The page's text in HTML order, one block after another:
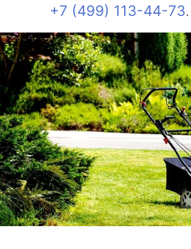
+7 (499) 113-44-73.